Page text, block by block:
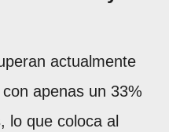
actualmente
apenas un 33%
lo que coloca al